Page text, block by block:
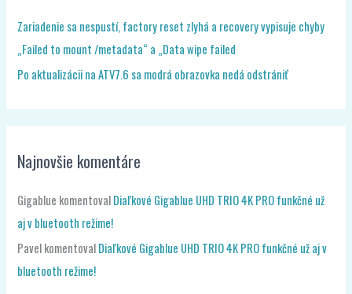
Zariadenie sa nespustí, factory reset zlyhá a recovery vypisuje chyby
„Failed to mount /metadata“ a „Data wipe failed
Po aktualizácii na ATV7.6 sa modrá obrazovka nedá odstrániť
Najnovšie komentáre
Gigablue komentovalDiaľkové Gigablue UHD TRIO 4K PRO funkčné už
aj v bluetooth režime!
PavelkomentovalDiaľkové Gigablue UHD TRIO 4K PRO funkčné už aj v
bluetooth režime!